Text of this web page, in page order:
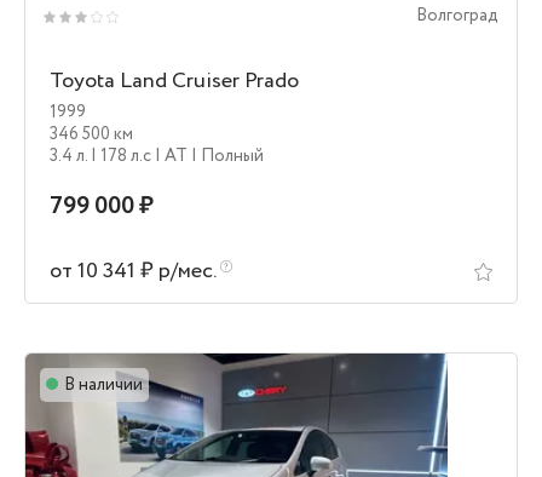
Волгоград
Toyota Land Cruiser Prado
1999
346 500 км
3.4 л. | 178 л.c | AT | Полный
799 000 ₽
от 10 341 ₽ р/мес.
В наличии